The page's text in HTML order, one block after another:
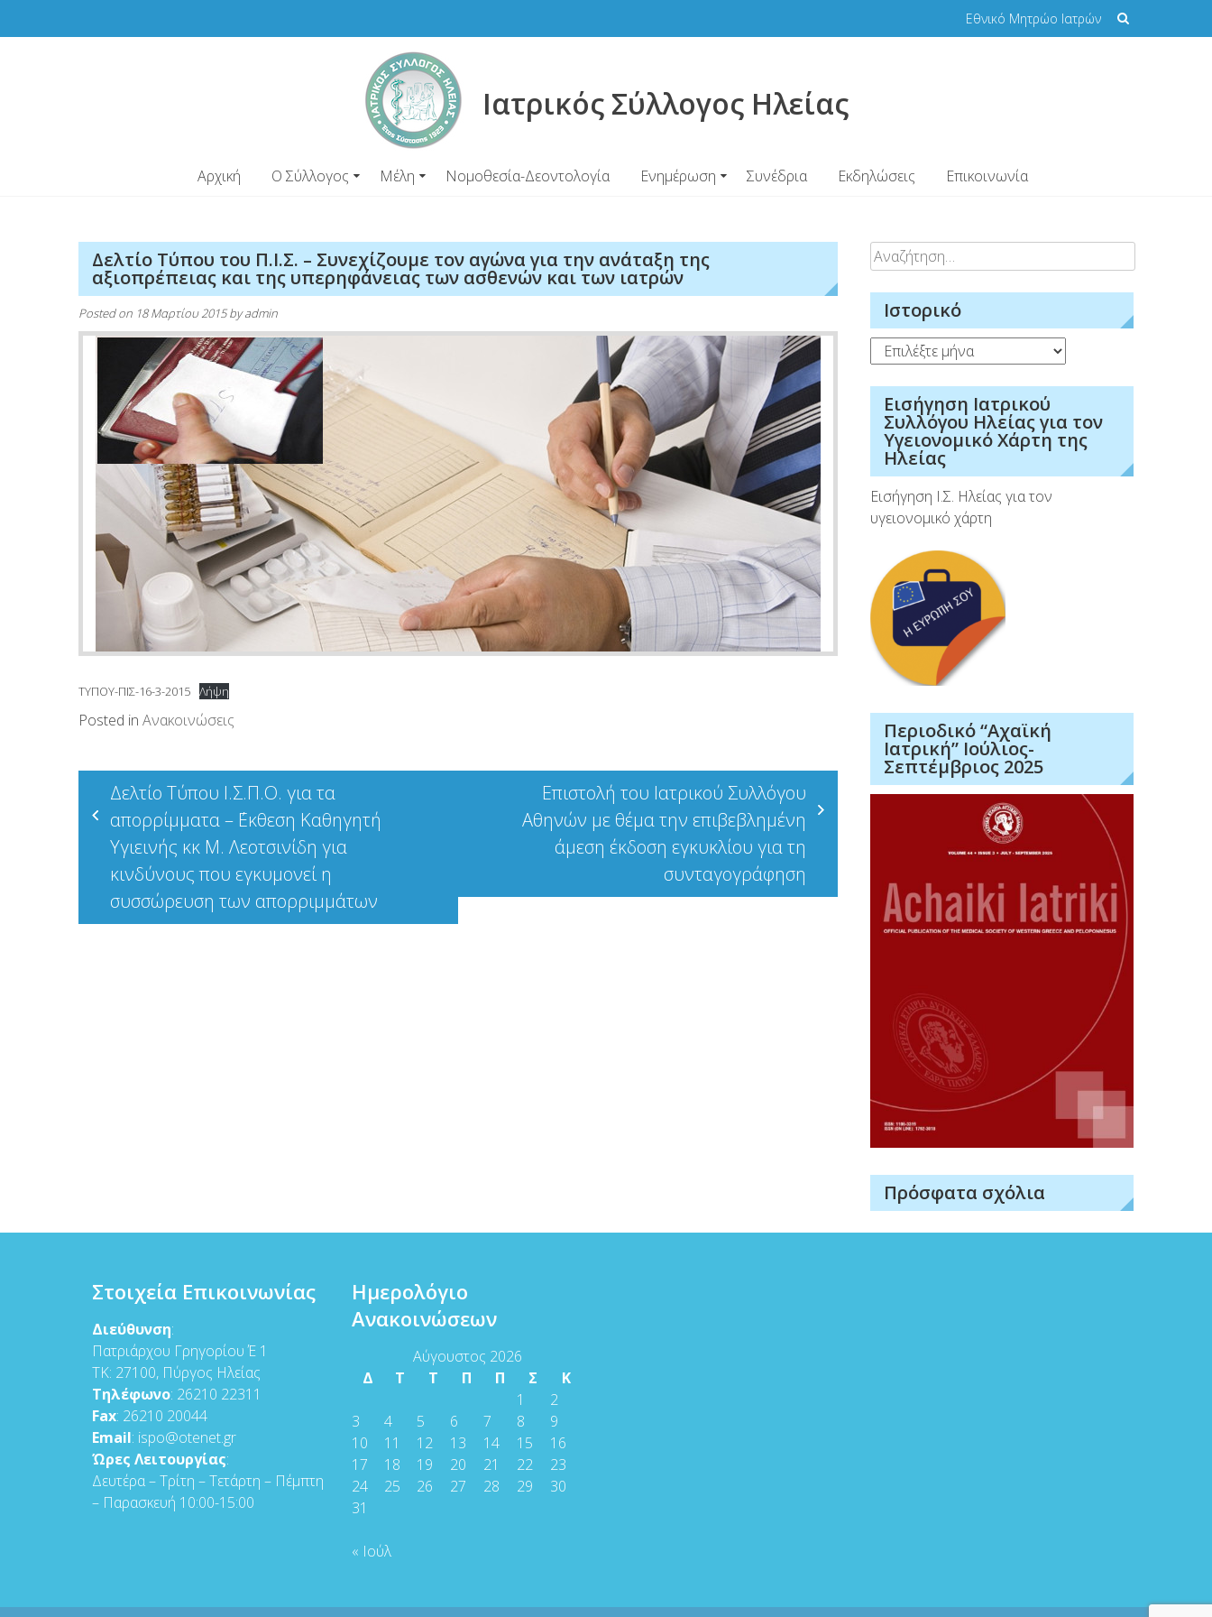
Εθνικό Μητρώο Ιατρών
Ιατρικός Σύλλογος Ηλείας
Αρχική Ο Σύλλογος Μέλη Νομοθεσία-Δεοντολογία Ενημέρωση Συνέδρια Εκδηλώσεις Επικοινωνία
Δελτίο Τύπου του Π.Ι.Σ. – Συνεχίζουμε τον αγώνα για την ανάταξη της
αξιοπρέπειας και της υπερηφάνειας των ασθενών και των ιατρών
Posted on 18 Μαρτίου 2015byadmin
ΤΥΠΟΥ-ΠΙΣ-16-3-2015 Λήψη
Posted in Ανακοινώσεις
Πλοήγηση
άρθρων
Δελτίο Τύπου Ι.Σ.Π.Ο. για τα
απορρίμματα – ΄Εκθεση Καθηγητή
Υγιεινής κκ Μ. Λεοτσινίδη για
κινδύνους που εγκυμονεί η
συσσώρευση των απορριμμάτων
Επιστολή του Ιατρικού Συλλόγου
Αθηνών με θέμα την επιβεβλημένη
άμεση έκδοση εγκυκλίου για τη
συνταγογράφηση
Αναζήτηση
για:
Ιστορικό
Ιστορικό
Εισήγηση Ιατρικού
Συλλόγου Ηλείας για τον
Υγειονομικό Χάρτη της
Ηλείας
Εισήγηση Ι.Σ. Ηλείας για τον
υγειονομικό χάρτη
Περιοδικό “Αχαϊκή
Ιατρική” Ιούλιος-
Σεπτέμβριος 2025
Πρόσφατα σχόλια
Στοιχεία Επικοινωνίας
Διεύθυνση:
Πατριάρχου Γρηγορίου Έ 1
ΤΚ: 27100, Πύργος Ηλείας
Τηλέφωνο: 26210 22311
Fax: 26210 20044
Email: ispo@otenet.gr
Ώρες Λειτουργίας:
Δευτέρα – Τρίτη – Τετάρτη – Πέμπτη
– Παρασκευή 10:00-15:00
Ημερολόγιο
Ανακοινώσεων
Αύγουστος 2026
Δ
Τ Τ Π Π Σ
Κ
1
2
3
4 5 6 7 8
9
10
11 12 13 14 15
16
17
18 19 20 21 22
23
24
25 26 27 28 29
30
31
« Ιούλ